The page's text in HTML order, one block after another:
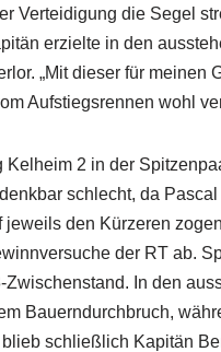
Verteidigung die Segel
erzielte in den
„Mit dieser für
Aufstiegsrennen wohl
Kelheim 2 in der
schlecht, da
jeweils den Kürzeren
der RT ab.
In den
Bauerndurchbruch,
schließlich Kapitän